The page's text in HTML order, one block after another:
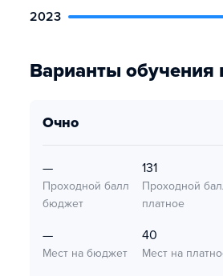
2023
Варианты обучения
очно
—
Проходной балл
бюджет
131
Проходной
платное
—
Мест на бюджет
40
Мест на